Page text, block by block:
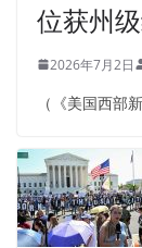
位获州
2026年7月2日
（《美国西部